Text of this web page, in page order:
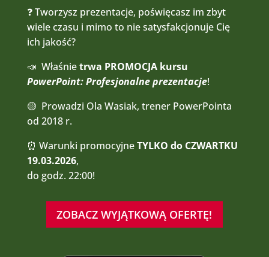
❓ Tworzysz prezentacje, poświęcasz im zbyt
wiele czasu i mimo to nie satysfakcjonuje Cię
ich jakość?
📣 Właśnietrwa PROMOCJA kursu
PowerPoint: Profesjonalne prezentacje!
🟡 Prowadzi Ola Wasiak, trener PowerPointa
od 2018 r.
⏰ Warunki promocyjneTYLKO do CZWARTKU
19.03.2026,
do godz. 22:00!
ZOBACZ WYJĄTKOWĄ OFERTĘ!